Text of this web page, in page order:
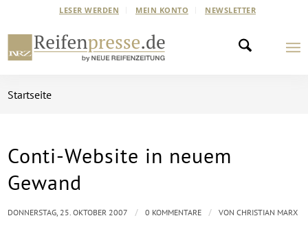
LESER WERDEN MEIN KONTO NEWSLETTER
Startseite
Conti-Website in neuem
Gewand
DONNERSTAG, 25. OKTOBER 2007 / 0 KOMMENTARE / VONCHRISTIAN MARX